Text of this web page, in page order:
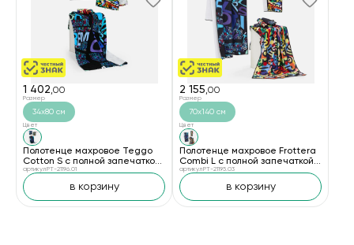
1 402,00
Размер
34х80 см
Цвет
Полотенце махровое Teggo
Cotton S с полной запечаткой
на заказ
артикул PT-21196.01
в корзину
2 155,00
Размер
70х140 см
Цвет
Полотенце махровое Frottera
Combi L с полной запечаткой
на заказ
артикул PT-21195.03
в корзину